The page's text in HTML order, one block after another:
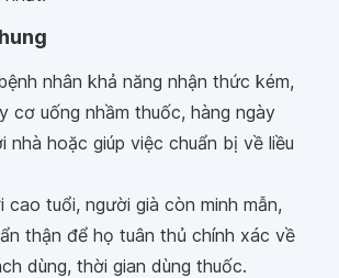
nhân khả năng nhận thức kém,
cơ uống nhầm thuốc, hàng ngày
nhà hoặc giúp việc chuẩn bị về liều
tuổi, người già còn minh mẫn,
thận để họ tuân thủ chính xác về
dùng, thời gian dùng thuốc.